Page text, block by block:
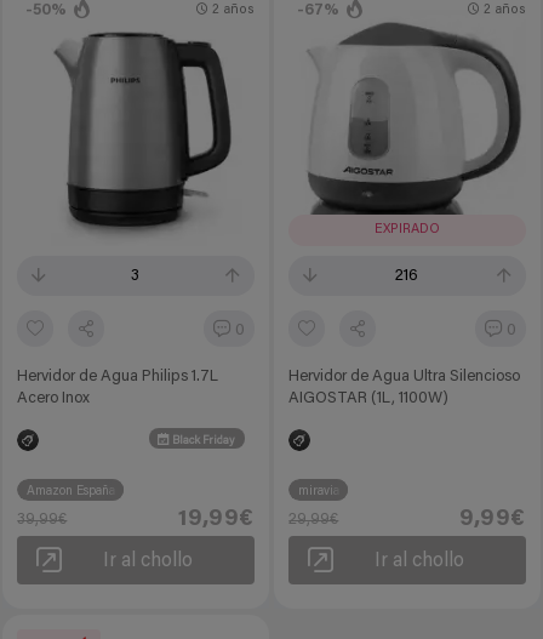
-50%
3
0
Hervidor de Agua Philips 1.7L
Acero Inox
Black Friday
2 años
Amazon España
39,99€ 19,99€
Ir al chollo
-67%
EXPIRADO
216
0
Hervidor de Agua Ultra Silencioso
AIGOSTAR (1L, 1100W)
2 años
miravia
29,99€ 9,99€
Ir al chollo